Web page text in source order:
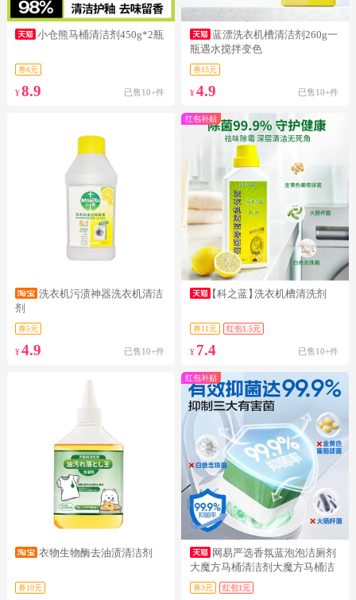
小仓熊马桶清洁剂450g*2瓶
券6元
¥ 8.9 已售10+件
蓝漂洗衣机槽清洁剂260g一
瓶遇水搅拌变色
券15元
¥4.9 已售10+件
洗衣机污渍神器洗衣机清洁
剂
券5元
¥ 4.9 已售10+件
红包补贴
【科之蓝】洗衣机槽清洗剂
券11元 红包1.5元
¥ 7.4 已售10+件
衣物生物酶去油渍清洁剂
券10元
红包补贴
网易严选香氛蓝泡泡洁厕剂
大魔方马桶清洁剂大魔方马桶洁
厕灵厕所
券3元 红包1元